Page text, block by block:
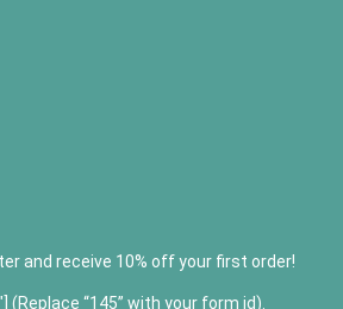
and receive 10% off your first order!
(Replace “145” with your form id).